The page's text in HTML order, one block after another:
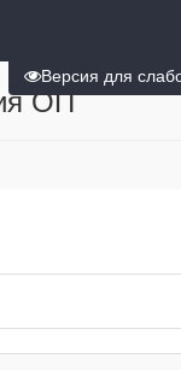
ОП
Версия для